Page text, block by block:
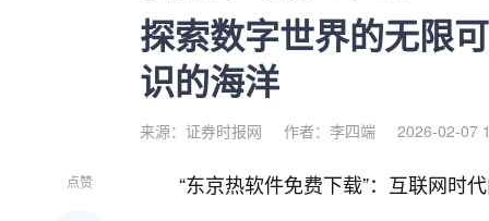
探索数字世界的无限
识的海洋
来源：证券时报网 作者：李四端 2026-02-07
点赞 “东京热软件免费下载”：互联网时